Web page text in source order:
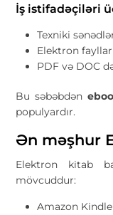
İş istifadəçiləri
Texniki
Elektron fayllar
PDF və DOC
Bu səbəbdən
populyardır.
Ən məşhur
Elektron kitab
mövcuddur:
Amazon Kindle